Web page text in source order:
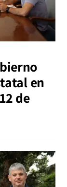
en
de